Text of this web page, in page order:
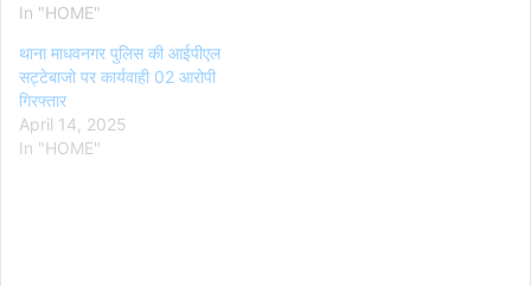
In "HOME"
थाना माधवनगर पुलिस की आईपीएल
सट्टेबाजो पर कार्यवाही 02 आरोपी
गिरफ्तार
April 14, 2025
In "HOME"